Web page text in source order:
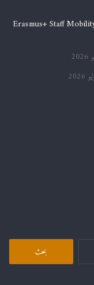
Erasmus+ Staff
البحث